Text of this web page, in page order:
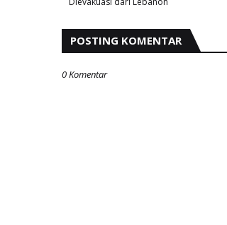
POSTING KOMENTAR
0 Komentar